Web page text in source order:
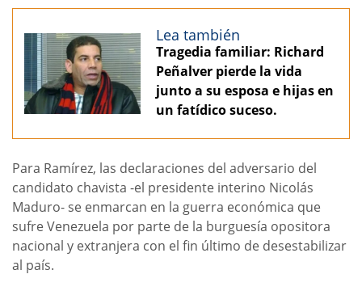
Lea también
Tragedia familiar: Richard
Peñalver pierde la vida
junto a su esposa e hijas en
un fatídico suceso.
Para Ramírez, las declaraciones del adversario del
candidato chavista -el presidente interino Nicolás
Maduro- se enmarcan en la guerra económica que
sufre Venezuela por parte de la burguesía opositora
nacional y extranjera con el fin último de desestabilizar
al país.